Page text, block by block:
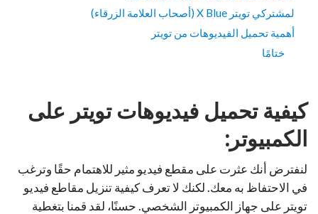
لمشتركي تويتر X Blue (أصحاب العلامة الزرقاء)
أهمية تحميل الفيديوهات من تويتر
ختامًا
كيفية تحميل فيديوهات تويتر على
الكمبيوتر:
لنفترض أنك عثرت على مقطع فيديو مثير للاهتمام حقًا وترغب
في الاحتفاظ به معك. لكنك لا تعرف كيفية تنزيل مقاطع فيديو
تويتر على جهاز الكمبيوتر الشخصي. حسنًا، لقد قمنا بتغطية